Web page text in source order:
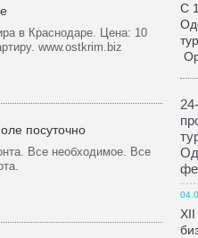
в Краснодаре. Цена: 10
www.ostkrim.biz
посуточно
Все необходимое. Все
С
XII